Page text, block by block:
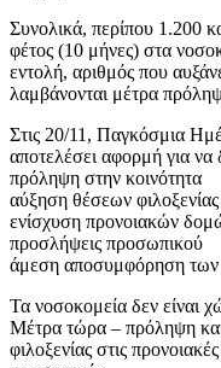
Συνολικά, περίπου 1.200
φέτος (10 μήνες) στα
εντολή, αριθμός που
λαμβάνονται μέτρα
Στις 20/11, Παγκόσμια
αποτελέσει αφορμή για
πρόληψη στην κοινότητα
αύξηση θέσεων φιλοξενίας
ενίσχυση προνοιακών
προσλήψεις προσωπικού
άμεση αποσυμφόρηση των
Τα νοσοκομεία δεν είναι
Μέτρα τώρα – πρόληψη
φιλοξενίας στις